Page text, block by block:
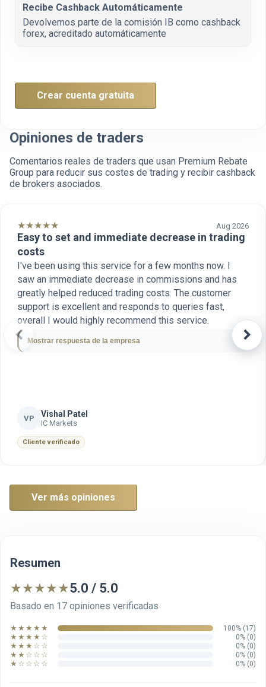
Recibe Cashback Automáticamente
Devolvemos parte de la comisión IB como cashback
forex, acreditado automáticamente
Crear cuenta gratuita
Opiniones de traders
Comentarios reales de traders que usan Premium Rebate
Group para reducir sus costes de trading y recibir cashback
de brokers asociados.
chevron_left
★★★★★ Aug 2026
Easy to set and immediate decrease in trading
costs
I've been using this service for a few months now. I
saw an immediate decrease in commissions and has
greatly helped reduced trading costs. The customer
support is excellent and responds to queries fast,
overall I would highly recommend this service.
Mostrar respuesta de la empresa
VP Vishal Patel
IC Markets
Cliente verificado
chevron_right
Ver más opiniones
Resumen
★★★★★5.0 / 5.0
Basado en 17 opiniones verificadas
★ ★ ★ ★ ★ 100% (17)
★ ★ ★ ★ ☆ 0% (0)
★ ★ ★ ☆ ☆ 0% (0)
★ ★ ☆ ☆ ☆ 0% (0)
★ ☆ ☆ ☆ ☆ 0% (0)